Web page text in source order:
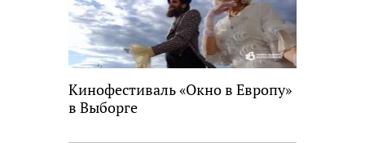
Кинофестиваль «Окно в Европу»
в Выборге